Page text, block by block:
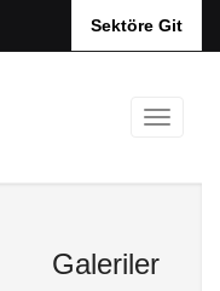
Sektöre Git
Galeriler